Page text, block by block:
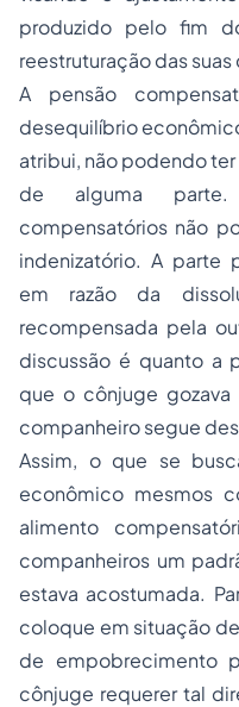
produzido pelo fim
reestruturação das
A pensão
desequilíbrio
atribui, não podendo
de alguma parte.
compensatórios não
indenizatório. A parte
em razão da
recompensada pela
discussão é quanto a
que o cônjuge
companheiro segue
Assim, o que se
econômico mesmos
alimento
companheiros um
estava acostumada.
coloque em situação
de empobrecimento
cônjuge requerer tal